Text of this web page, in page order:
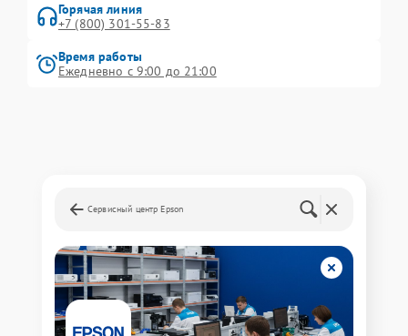
Горячая линия
+7 (800) 301-55-83
Время работы
Ежедневно с 9:00 до 21:00
Сервисный центр Epson